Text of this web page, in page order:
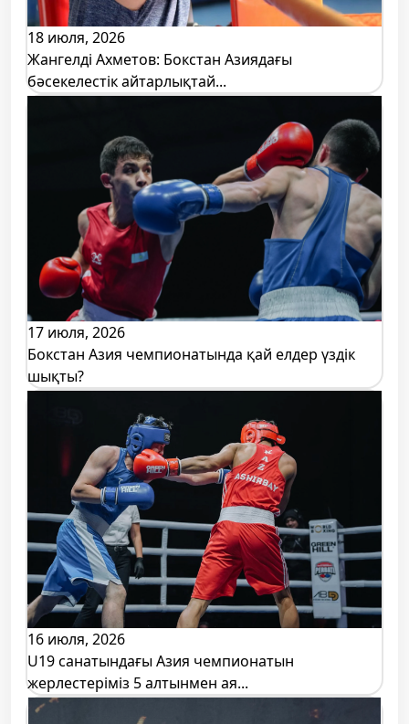
18 июля, 2026
Жангелді Ахметов: Бокстан Азиядағы
бәсекелестік айтарлықтай...
17 июля, 2026
Бокстан Азия чемпионатында қай елдер үздік
шықты?
16 июля, 2026
U19 санатындағы Азия чемпионатын
жерлестеріміз 5 алтынмен ая...